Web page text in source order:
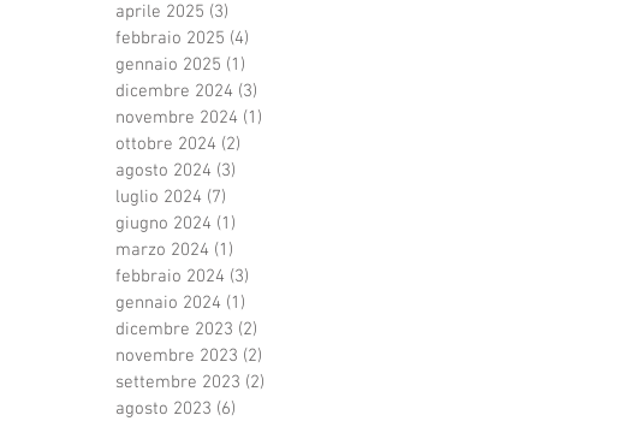
aprile 2025 (3)
febbraio 2025 (4)
gennaio 2025 (1)
dicembre 2024 (3)
novembre 2024 (1)
ottobre 2024 (2)
agosto 2024 (3)
luglio 2024 (7)
giugno 2024 (1)
marzo 2024 (1)
febbraio 2024 (3)
gennaio 2024 (1)
dicembre 2023 (2)
novembre 2023 (2)
settembre 2023 (2)
agosto 2023 (6)